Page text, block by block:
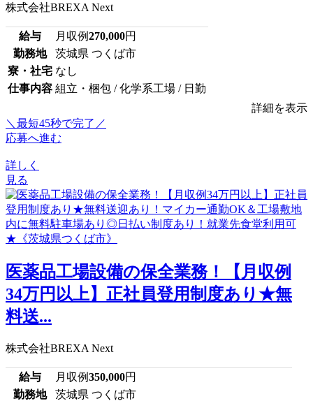
株式会社BREXA Next
給与 月収例270,000円
勤務地
茨城県 つくば市
寮・社宅 なし
仕事内容 組立・梱包 / 化学系工場 / 日勤
詳細を表示
＼最短45秒で完了／
応募へ進む
詳しく
見る
医薬品工場設備の保全業務！【月収例
34万円以上】正社員登用制度あり★無
料送...
株式会社BREXA Next
給与 月収例350,000円
勤務地
茨城県 つくば市